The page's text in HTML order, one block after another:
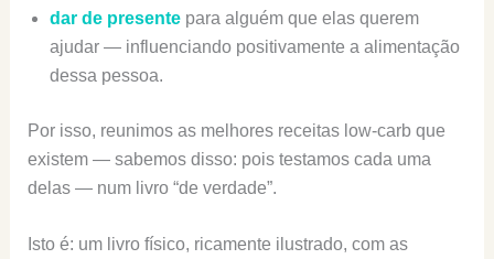
dar de presentepara alguém que elas querem
ajudar — influenciando positivamente a alimentação
dessa pessoa.
Por isso, reunimos as melhores receitas low-carb que
existem — sabemos disso: pois testamos cada uma
delas — num livro “de verdade”.
Isto é: um livro físico, ricamente ilustrado, com as